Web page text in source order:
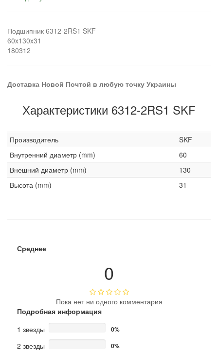
Подшипник 6312-2RS1 SKF
60x130x31
180312
Доставка Новой Почтой в любую точку Украины
Характеристики 6312-2RS1 SKF
Производитель
SKF
Внутренний диаметр (mm)
60
Внешний диаметр (mm)
130
Высота (mm)
31
Среднее
0
Пока нет ни одного комментария
Подробная информация
1 звезды
0%
2 звезды 0%